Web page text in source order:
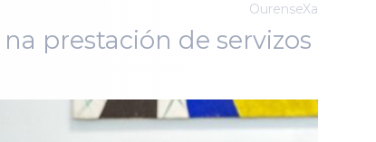
OurenseXa
prestación de servizos